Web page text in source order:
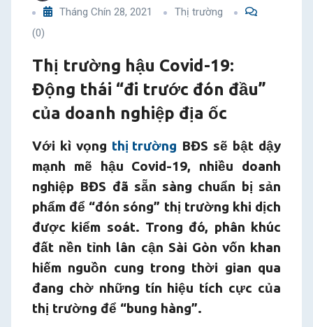
đầu”
của
doanh
nghiệp
địa
ốc
Tháng Chín 28, 2021
Thị trường
(0)
Thị trường hậu Covid-19:
Động thái “đi trước đón đầu”
của doanh nghiệp địa ốc
Với kì vọng thị trường BĐS sẽ bật dậy
mạnh mẽ hậu Covid-19, nhiều doanh
nghiệp BĐS đã sẵn sàng chuẩn bị sản
phẩm để “đón sóng” thị trường khi dịch
được kiểm soát. Trong đó, phân khúc
đất nền tỉnh lân cận Sài Gòn vốn khan
hiếm nguồn cung trong thời gian qua
đang chờ những tín hiệu tích cực của
thị trường để “bung hàng”.